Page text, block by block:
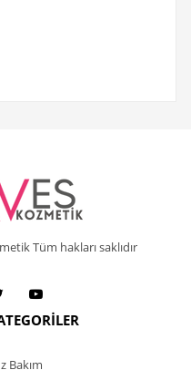
Tüm hakları saklıdır
Bakım